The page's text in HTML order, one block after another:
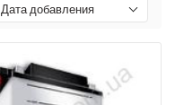
Дата добавления